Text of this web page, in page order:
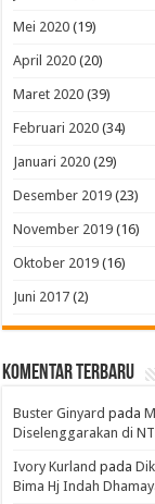
Mei 2020 (19)
April 2020 (20)
Maret 2020 (39)
Februari 2020 (34)
Januari 2020 (29)
Desember 2019 (23)
November 2019 (16)
Oktober 2019 (16)
Juni 2017 (2)
Komentar Terbaru
Buster Ginyard pada
Diselenggarakan di
Ivory Kurland pada
Bima Hj Indah